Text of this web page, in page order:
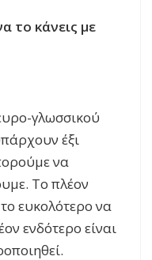
το κάνεις με
γλωσσικού
έξι
να
Το πλέον
ευκολότερο να
ενδότερο είναι